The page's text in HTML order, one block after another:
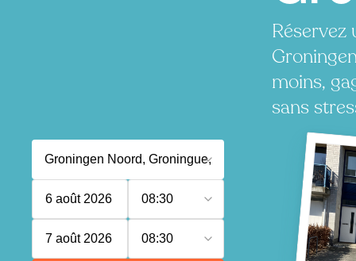
moins,
sans
6 août 2026 08:30
7 août 2026 08:30